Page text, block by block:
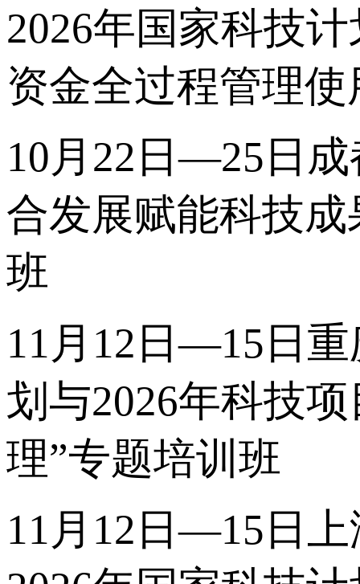
2026年国家科技
资金全过程管理
10月22日—25日
合发展赋能科技
班
11月12日—15日
划与2026年科技
理”专题培训班
11月12日—15日